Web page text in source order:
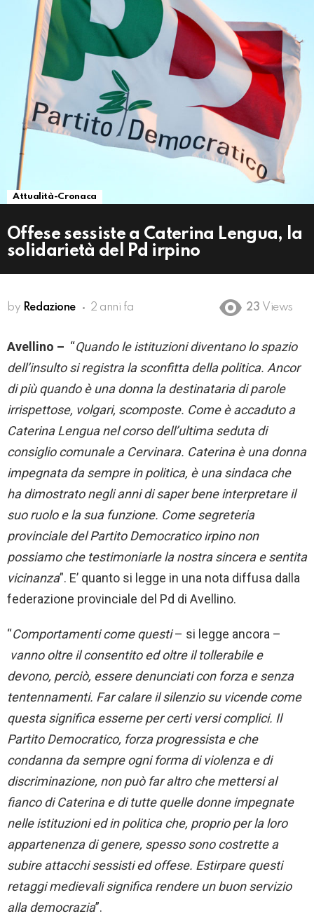
Attualità-Cronaca
Offese sessiste a Caterina Lengua, la
solidarietà del Pd irpino
by Redazione 2 anni fa 23 Views
Avellino – “Quando le istituzioni diventano lo spazio
dell’insulto si registra la sconfitta della politica. Ancor
di più quando è una donna la destinataria di parole
irrispettose, volgari, scomposte. Come è accaduto a
Caterina Lengua nel corso dell’ultima seduta di
consiglio comunale a Cervinara. Caterina è una donna
impegnata da sempre in politica, è una sindaca che
ha dimostrato negli anni di saper bene interpretare il
suo ruolo e la sua funzione. Come segreteria
provinciale del Partito Democratico irpino non
possiamo che testimoniarle la nostra sincera e sentita
vicinanza”. E’ quanto si legge in una nota diffusa dalla
federazione provinciale del Pd di Avellino.
“Comportamenti come questi– si legge ancora –
vanno oltre il consentito ed oltre il tollerabile e
devono, perciò, essere denunciati con forza e senza
tentennamenti. Far calare il silenzio su vicende come
questa significa esserne per certi versi complici. Il
Partito Democratico, forza progressista e che
condanna da sempre ogni forma di violenza e di
discriminazione, non può far altro che mettersi al
fianco di Caterina e di tutte quelle donne impegnate
nelle istituzioni ed in politica che, proprio per la loro
appartenenza di genere, spesso sono costrette a
subire attacchi sessisti ed offese. Estirpare questi
retaggi medievali significa rendere un buon servizio
alla democrazia”.